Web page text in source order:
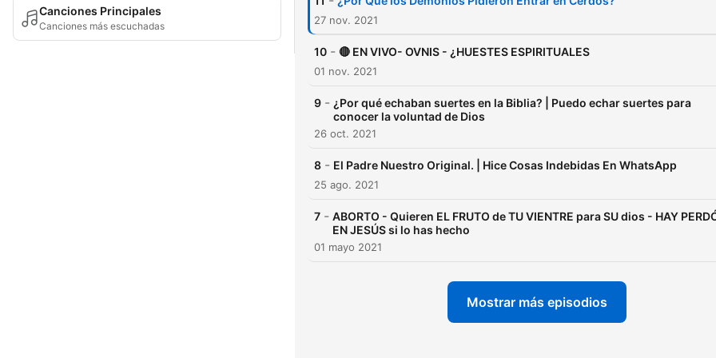
Canciones Principales
Canciones más escuchadas 27 nov. 2021
10 - 🔴 EN VIVO- OVNIS - ¿HUESTES ESPIRITUALES
01 nov. 2021
9 - ¿Por qué echaban suertes en la Biblia? | Puedo echar suertes para
conocer la voluntad de Dios
26 oct. 2021
8 - El Padre Nuestro Original. | Hice Cosas Indebidas En WhatsApp
25 ago. 2021
7 - ABORTO - Quieren EL FRUTO de TU VIENTRE para SU dios - HAY
EN JESÚS si lo has hecho
01 mayo 2021
Mostrar más episodios